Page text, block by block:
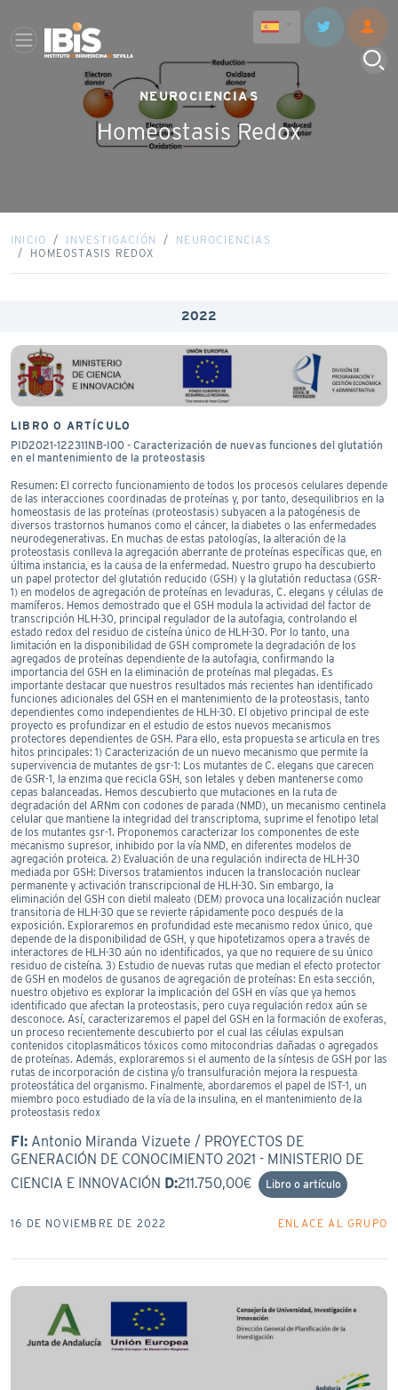
NEUROCIENCIAS
Homeostasis Redox
INICIO INVESTIGACIÓN
NEUROCIENCIAS
HOMEOSTASIS REDOX
2022
LIBRO O ARTÍCULO
PID2021-122311NB-I00 - Caracterización de nuevas funciones del glutatión
en el mantenimiento de la proteostasis
Resumen: El correcto funcionamiento de todos los procesos celulares depende
de las interacciones coordinadas de proteínas y, por tanto, desequilibrios en la
homeostasis de las proteínas (proteostasis) subyacen a la patogénesis de
diversos trastornos humanos como el cáncer, la diabetes o las enfermedades
neurodegenerativas. En muchas de estas patologías, la alteración de la
proteostasis conlleva la agregación aberrante de proteínas específicas que, en
última instancia, es la causa de la enfermedad. Nuestro grupo ha descubierto
un papel protector del glutatión reducido (GSH) y la glutatión reductasa (GSR-
1) en modelos de agregación de proteínas en levaduras, C. elegans y células de
mamíferos. Hemos demostrado que el GSH modula la actividad del factor de
transcripción HLH-30, principal regulador de la autofagia, controlando el
estado redox del residuo de cisteína único de HLH-30. Por lo tanto, una
limitación en la disponibilidad de GSH compromete la degradación de los
agregados de proteínas dependiente de la autofagia, confirmando la
importancia del GSH en la eliminación de proteínas mal plegadas. Es
importante destacar que nuestros resultados más recientes han identificado
funciones adicionales del GSH en el mantenimiento de la proteostasis, tanto
dependientes como independientes de HLH-30. El objetivo principal de este
proyecto es profundizar en el estudio de estos nuevos mecanismos
protectores dependientes de GSH. Para ello, esta propuesta se articula en tres
hitos principales: 1) Caracterización de un nuevo mecanismo que permite la
supervivencia de mutantes de gsr-1: Los mutantes de C. elegans que carecen
de GSR-1, la enzima que recicla GSH, son letales y deben mantenerse como
cepas balanceadas. Hemos descubierto que mutaciones en la ruta de
degradación del ARNm con codones de parada (NMD), un mecanismo centinela
celular que mantiene la integridad del transcriptoma, suprime el fenotipo letal
de los mutantes gsr-1. Proponemos caracterizar los componentes de este
mecanismo supresor, inhibido por la vía NMD, en diferentes modelos de
agregación proteica. 2) Evaluación de una regulación indirecta de HLH-30
mediada por GSH: Diversos tratamientos inducen la translocación nuclear
permanente y activación transcripcional de HLH-30. Sin embargo, la
eliminación del GSH con dietil maleato (DEM) provoca una localización nuclear
transitoria de HLH-30 que se revierte rápidamente poco después de la
exposición. Exploraremos en profundidad este mecanismo redox único, que
depende de la disponibilidad de GSH, y que hipotetizamos opera a través de
interactores de HLH-30 aún no identificados, ya que no requiere de su único
residuo de cisteína. 3) Estudio de nuevas rutas que median el efecto protector
de GSH en modelos de gusanos de agregación de proteínas: En esta sección,
nuestro objetivo es explorar la implicación del GSH en vías que ya hemos
identificado que afectan la proteostasis, pero cuya regulación redox aún se
desconoce. Así, caracterizaremos el papel del GSH en la formación de exoferas,
un proceso recientemente descubierto por el cual las células expulsan
contenidos citoplasmáticos tóxicos como mitocondrias dañadas o agregados
de proteínas. Además, exploraremos si el aumento de la síntesis de GSH por las
rutas de incorporación de cistina y/o transulfuración mejora la respuesta
proteostática del organismo. Finalmente, abordaremos el papel de IST-1, un
miembro poco estudiado de la vía de la insulina, en el mantenimiento de la
proteostasis redox
FI: Antonio Miranda Vizuete / PROYECTOS DE
GENERACIÓN DE CONOCIMIENTO 2021 - MINISTERIO DE
CIENCIA E INNOVACIÓN D:211.750,00€ Libro o artículo
16 DE NOVIEMBRE DE 2022 ENLACE AL GRUPO